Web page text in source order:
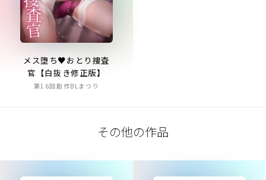
メス堕ち♥おとり捜査
官【白抜き修正版】
第16回創作BLまつり
その他の作品